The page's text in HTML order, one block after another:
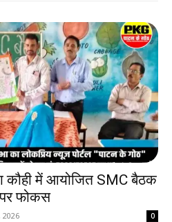
कौही में आयोजित SMC बैठक
पर फोकस
2026 0